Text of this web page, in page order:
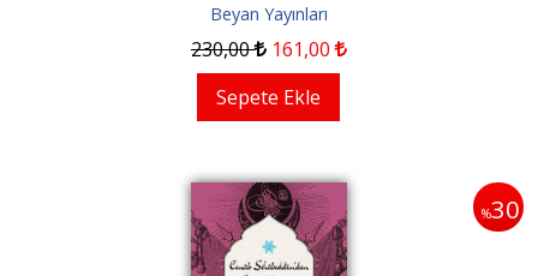
Beyan Yayınları
230,00 161,00
Sepete Ekle
%30